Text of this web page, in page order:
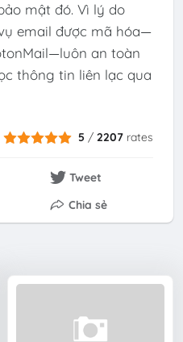
mật đó. Vì lý do
email được mã hóa—
an toàn
thông tin liên lạc qua
5 /2207 rates
Tweet
Chia sẻ